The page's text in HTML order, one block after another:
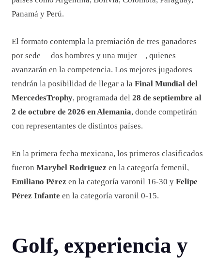
Panamá y Perú.
El formato contempla la premiación de tres ganadores
por sede —dos hombres y una mujer—, quienes
avanzarán en la competencia. Los mejores jugadores
tendrán la posibilidad de llegar a la Final Mundial del
MercedesTrophy, programada del 28 de septiembre al
2 de octubre de 2026 en Alemania, donde competirán
con representantes de distintos países.
En la primera fecha mexicana, los primeros clasificados
fueron Marybel Rodríguez en la categoría femenil,
Emiliano Pérez en la categoría varonil 16-30 y Felipe
Pérez Infante en la categoría varonil 0-15.
Golf, experiencia y